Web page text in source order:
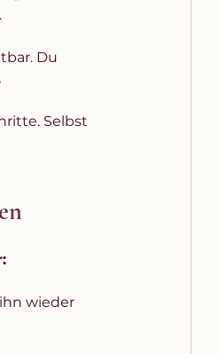
Du
Selbst
wieder